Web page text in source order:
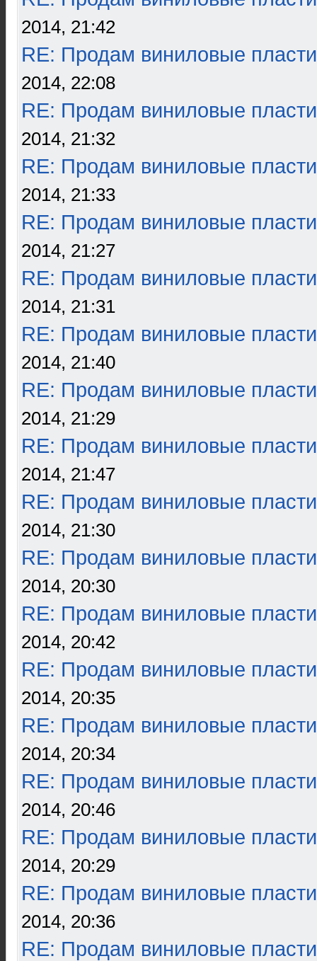
2014, 21:42
RE: Продам виниловые
2014, 22:08
RE: Продам виниловые
2014, 21:32
RE: Продам виниловые
2014, 21:33
RE: Продам виниловые
2014, 21:27
RE: Продам виниловые
2014, 21:31
RE: Продам виниловые
2014, 21:40
RE: Продам виниловые
2014, 21:29
RE: Продам виниловые
2014, 21:47
RE: Продам виниловые
2014, 21:30
RE: Продам виниловые
2014, 20:30
RE: Продам виниловые
2014, 20:42
RE: Продам виниловые
2014, 20:35
RE: Продам виниловые
2014, 20:34
RE: Продам виниловые
2014, 20:46
RE: Продам виниловые
2014, 20:29
RE: Продам виниловые
2014, 20:36
RE: Продам виниловые